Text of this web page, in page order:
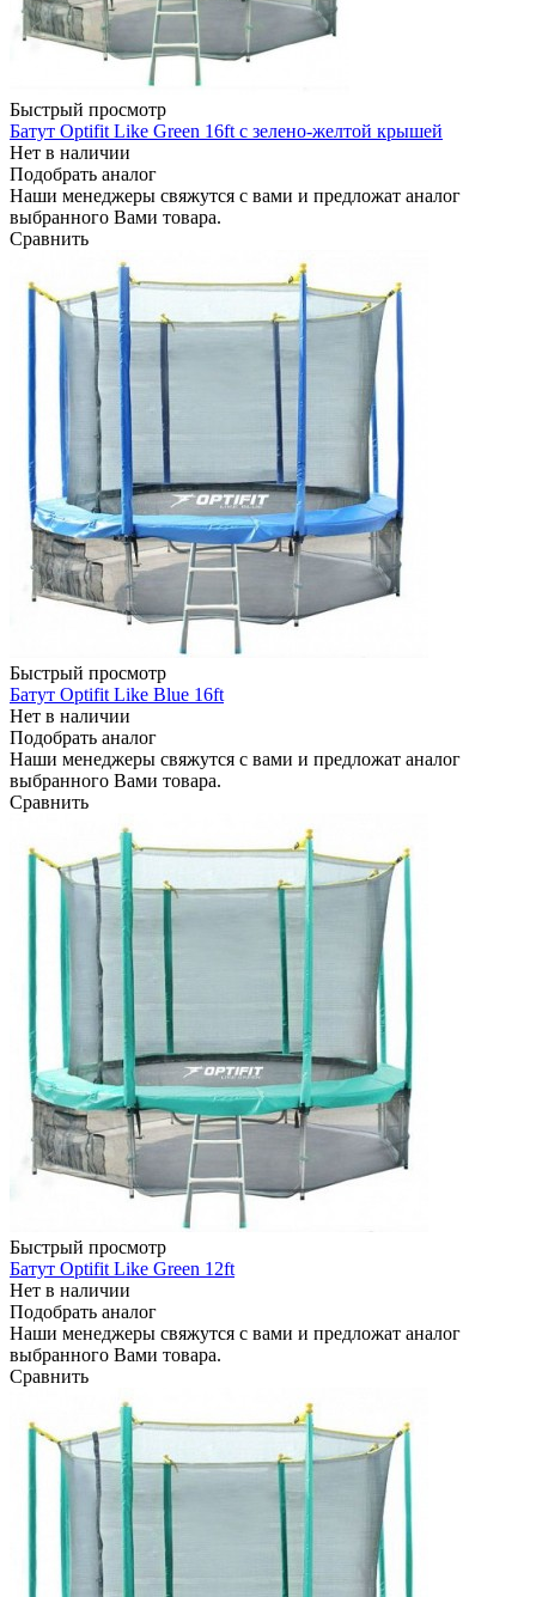
Быстрый просмотр
Батут Optifit Like Green 16ft с зелено-желтой крышей
Нет в наличии
Подобрать аналог
Наши менеджеры свяжутся с вами и предложат аналог
выбранного Вами товара.
Сравнить
Быстрый просмотр
Батут Optifit Like Blue 16ft
Нет в наличии
Подобрать аналог
Наши менеджеры свяжутся с вами и предложат аналог
выбранного Вами товара.
Сравнить
Быстрый просмотр
Батут Optifit Like Green 12ft
Нет в наличии
Подобрать аналог
Наши менеджеры свяжутся с вами и предложат аналог
выбранного Вами товара.
Сравнить